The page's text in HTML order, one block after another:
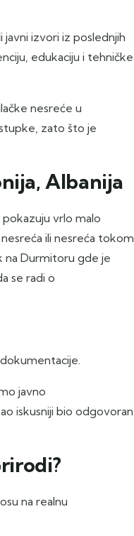
izvori iz poslednjih
edukaciju i tehničke
nesreće u
zato što je
Albanija
vrlo malo
ili nesreća tokom
na Durmitoru gde je
se radi o
javno
iskusniji bio odgovoran
na realnu